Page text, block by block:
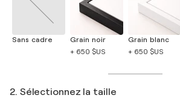
Sans cadre
Grain noir
+ 650 $US
Grain blanc
+ 650 $US
2. Sélectionnez la taille